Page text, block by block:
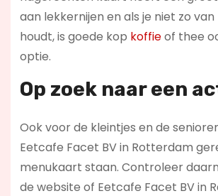
aan lekkernijen en als je niet zo
houdt, is goede kop koffieof thee
optie.
Op zoek naar een
Ook voor de kleintjes en de
Eetcafe Facet BV in Rotterdam
menukaart staan. Controleer
de website of Eetcafe Facet BV in